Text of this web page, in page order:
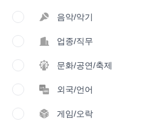
음악/악기
업종/직무
문화/공연/축제
외국/언어
게임/오락